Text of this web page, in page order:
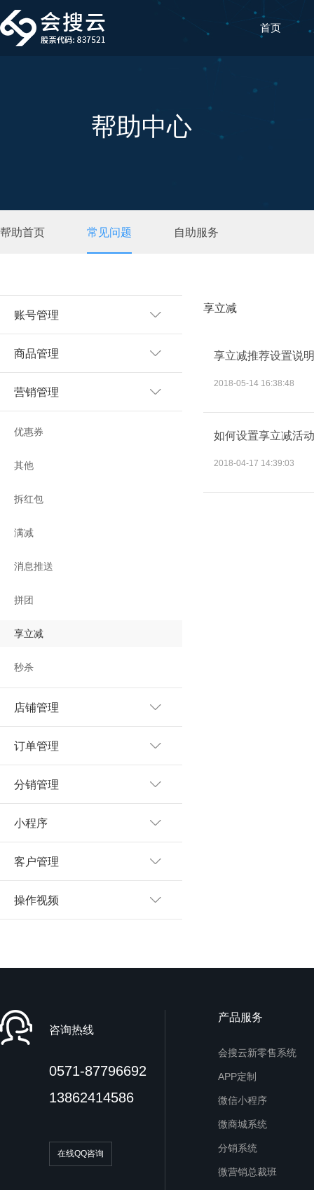
首页
帮助中心
帮助首页 常见问题 自助服务
账号管理
商品管理
营销管理
优惠券
其他
拆红包
满减
消息推送
拼团
享立减
秒杀
店铺管理
订单管理
分销管理
小程序
客户管理
操作视频
享立减
享立减推荐设置说明
2018-05-14 16:38:48
如何设置享立减活
2018-04-17 14:39:03
咨询热线
0571-87796692
13862414586
在线QQ咨询
产品服务
会搜云新零售系统
APP定制
微信小程序
微商城系统
分销系统
微营销总裁班